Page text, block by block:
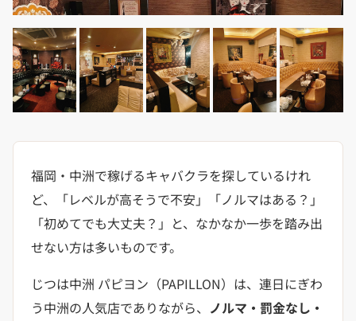
福岡・中洲で稼げるキャバクラを探しているけれ
ど、「レベルが高そうで不安」「ノルマはある？」
「初めてでも大丈夫？」と、なかなか一歩を踏み出
せない方は多いものです。
じつは中洲 パピヨン（PAPILLON）は、連日にぎわ
う中洲の人気店でありながら、 ノルマ・罰金なし・